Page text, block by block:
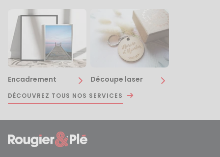
Encadrement Découpe laser
DÉCOUVREZ TOUS NOS SERVICES